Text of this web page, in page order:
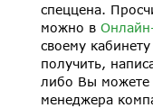
спеццена.
можно в
своему
получить,
либо Вы можете
менеджера